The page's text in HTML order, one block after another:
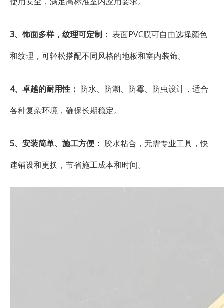
3、饰面多样，纹理可定制： 表面PVC膜可自由选择颜色
和纹理，可轻松搭配不同风格的地板和室内装饰。
4、卓越的耐用性： 防水、防潮、防霉、防虫设计，适合
各种复杂环境，确保长期稳定。
5、安装简单、施工方便： 胶水粘合，无需专业工具，快
速铺设和更换，节省施工成本和时间。